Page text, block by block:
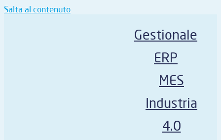
Salta al contenuto
Gestionale
ERP
MES
Industria
4.0